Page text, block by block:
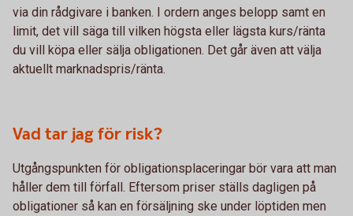
via din rådgivare i banken. I ordern anges belopp samt en
limit, det vill säga till vilken högsta eller lägsta kurs/ränta
du vill köpa eller sälja obligationen. Det går även att välja
aktuellt marknadspris/ränta.
Vad tar jag för risk?
Utgångspunkten för obligationsplaceringar bör vara att man
håller dem till förfall. Eftersom priser ställs dagligen på
obligationer så kan en försäljning ske under löptiden men